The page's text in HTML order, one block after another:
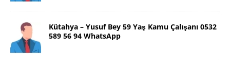
Kütahya – Yusuf Bey 59 Yaş Kamu Çalışanı 0532
589 56 94 WhatsApp